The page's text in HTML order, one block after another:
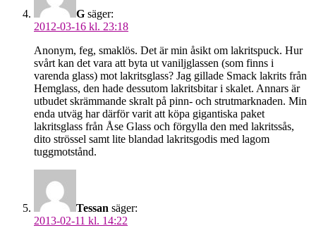
G säger:
2012-03-16 kl. 23:18
Anonym, feg, smaklös. Det är min åsikt om lakritspuck. Hur
svårt kan det vara att byta ut vaniljglassen (som finns i
varenda glass) mot lakritsglass? Jag gillade Smack lakrits från
Hemglass, den hade dessutom lakritsbitar i skalet. Annars är
utbudet skrämmande skralt på pinn- och strutmarknaden. Min
enda utväg har därför varit att köpa gigantiska paket
lakritsglass från Åse Glass och förgylla den med lakritssås,
dito strössel samt lite blandad lakritsgodis med lagom
tuggmotstånd.
Tessan säger:
2013-02-11 kl. 14:22